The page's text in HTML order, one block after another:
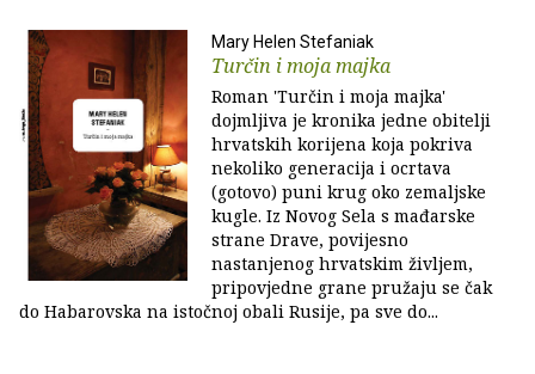
Mary Helen Stefaniak
Turčin i moja majka
Roman 'Turčin i moja majka'
dojmljiva je kronika jedne obitelji
hrvatskih korijena koja pokriva
nekoliko generacija i ocrtava
(gotovo) puni krug oko zemaljske
kugle. Iz Novog Sela s mađarske
strane Drave, povijesno
nastanjenog hrvatskim življem,
pripovjedne grane pružaju se čak
do Habarovska na istočnoj obali Rusije, pa sve do...